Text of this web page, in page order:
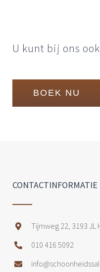
U kunt bij ons
BOEK NU
CONTACTINFORMATIE
Tijmweg 22, 3193 JL
010 416 5092